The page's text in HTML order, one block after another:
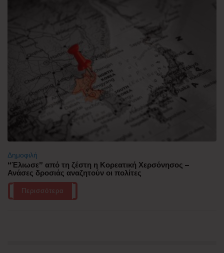
Δημοφιλή
“Έλιωσε” από τη ζέστη η Κορεατική Χερσόνησος –
Ανάσες δροσιάς αναζητούν οι πολίτες
Περισσότερα